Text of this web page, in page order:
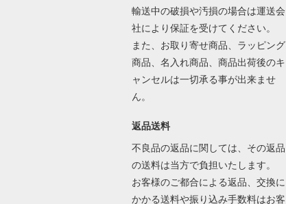
輸送中の破損や汚損の場合は運送会
社により保証を受けてください。
また、お取り寄せ商品、ラッピング
商品、名入れ商品、商品出荷後のキ
ャンセルは一切承る事が出来ませ
ん。
返品送料
不良品の返品に関しては、その返品
の送料は当方で負担いたします。
お客様のご都合による返品、交換に
かかる送料や振り込み手数料はお客